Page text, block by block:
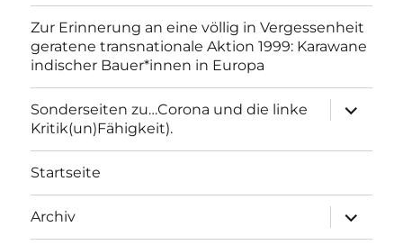
Zur Erinnerung an eine völlig in Vergessenheit
geratene transnationale Aktion 1999: Karawane
indischer Bauer*innen in Europa
Sonderseiten zu…Corona und die linke
Kritik(un)Fähigkeit).
anzeigen
Startseite
Archiv
anzeigen